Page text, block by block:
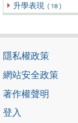
升學表現 ( 18 )
隱私權政策
網站安全政策
著作權聲明
登入